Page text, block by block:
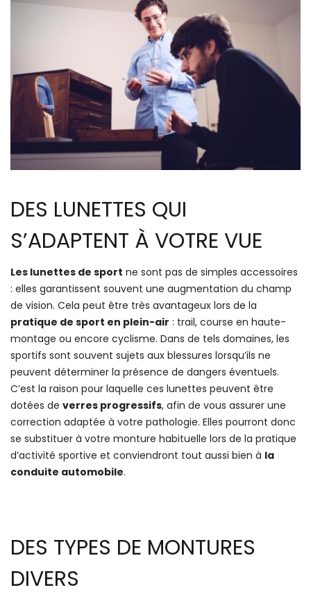
DES LUNETTES QUI
S’ADAPTENT À VOTRE VUE
Les lunettes de sport ne sont pas de simples accessoires
: elles garantissent souvent une augmentation du champ
de vision. Cela peut être très avantageux lors de la
pratique de sport en plein-air : trail, course en haute-
montage ou encore cyclisme. Dans de tels domaines, les
sportifs sont souvent sujets aux blessures lorsqu’ils ne
peuvent déterminer la présence de dangers éventuels.
C’est la raison pour laquelle ces lunettes peuvent être
dotées de verres progressifs, afin de vous assurer une
correction adaptée à votre pathologie. Elles pourront donc
se substituer à votre monture habituelle lors de la pratique
d’activité sportive et conviendront tout aussi bien à la
conduite automobile.
DES TYPES DE MONTURES
DIVERS